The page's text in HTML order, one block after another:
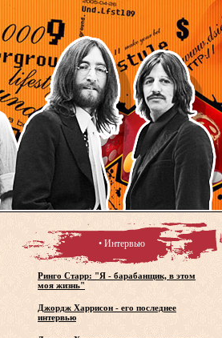
• Интервью
Ринго Старр: "Я - барабанщик, в этом
моя жизнь"
Джордж Харрисон - его последнее
интервью